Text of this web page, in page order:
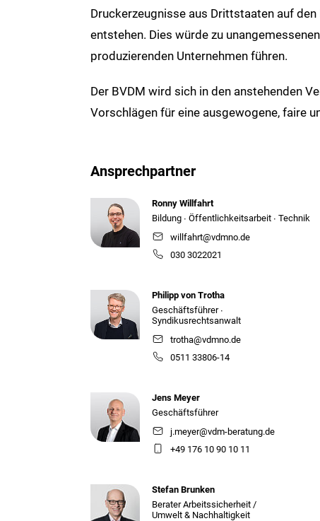
Druckerzeugnisse aus Drittstaaten auf
entstehen. Dies würde zu
produzierenden Unternehmen führen.
Der BVDM wird sich in den anstehenden
Vorschlägen für eine ausgewogene, faire
Ansprechpartner
Ronny Willfahrt
Bildung ∙ Öffentlichkeitsarbeit ∙ Technik
willfahrt@vdmno.de
030 3022021
Philipp von Trotha
Geschäftsführer ∙
Syndikusrechtsanwalt
trotha@vdmno.de
0511 33806-14
Jens Meyer
Geschäftsführer
j.meyer@vdm-beratung.de
+49 176 10 90 10 11
Stefan Brunken
Berater Arbeitssicherheit /
Umwelt & Nachhaltigkeit